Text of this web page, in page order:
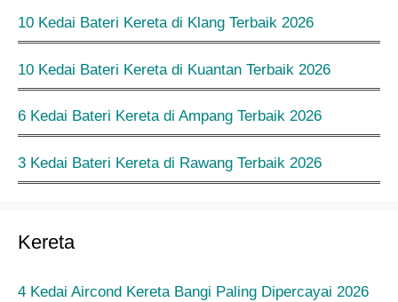
10 Kedai Bateri Kereta di Klang Terbaik 2026
10 Kedai Bateri Kereta di Kuantan Terbaik 2026
6 Kedai Bateri Kereta di Ampang Terbaik 2026
3 Kedai Bateri Kereta di Rawang Terbaik 2026
Kereta
4 Kedai Aircond Kereta Bangi Paling Dipercayai 2026